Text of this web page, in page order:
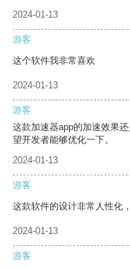
2024-01-13
游客
这个软件我非常喜欢
2024-01-13
游客
这款加速器app的加速效果
望开发者能够优化一下。
2024-01-13
游客
这款软件的设计非常人性化
2024-01-13
游客